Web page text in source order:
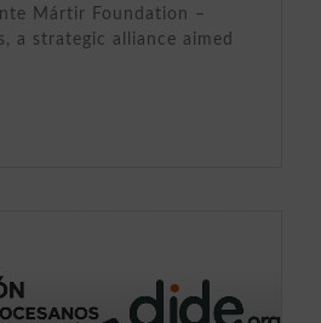
Mártir Foundation –
a strategic alliance aimed